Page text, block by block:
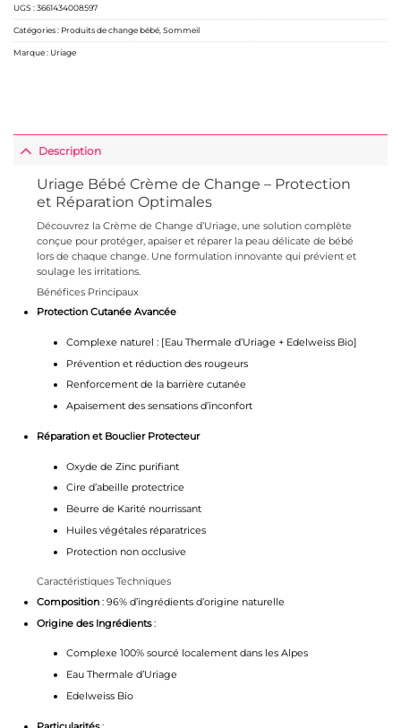
UGS :3661434008597
Catégories : Produits de change bébé Sommeil
Marque : Uriage
Description
Uriage Bébé Crème de Change – Protection
et Réparation Optimales
Découvrez la Crème de Change d’Uriage, une solution complète
conçue pour protéger, apaiser et réparer la peau délicate de bébé
lors de chaque change. Une formulation innovante qui prévient et
soulage les irritations.
Bénéfices Principaux
Protection Cutanée Avancée
Complexe naturel : [Eau Thermale d’Uriage + Edelweiss Bio]
Prévention et réduction des rougeurs
Renforcement de la barrière cutanée
Apaisement des sensations d’inconfort
Réparation et Bouclier Protecteur
Oxyde de Zinc purifiant
Cire d’abeille protectrice
Beurre de Karité nourrissant
Huiles végétales réparatrices
Protection non occlusive
Caractéristiques Techniques
Composition: 96% d’ingrédients d’origine naturelle
Origine des Ingrédients:
Complexe 100% sourcé localement dans les Alpes
Eau Thermale d’Uriage
Edelweiss Bio